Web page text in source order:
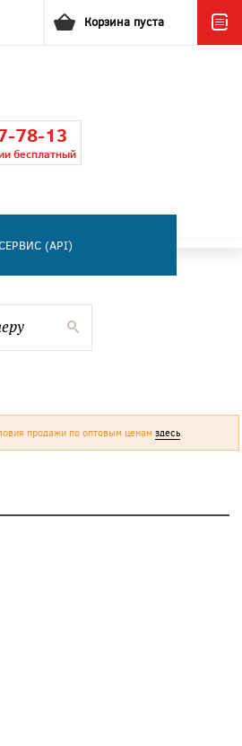
Корзина пуста
78-13
бесплатный
(API)
продажи по оптовым ценам здесь.